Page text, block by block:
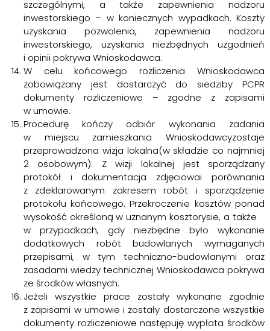
szczególnymi, a także zapewnienia nadzoru
inwestorskiego – w koniecznych wypadkach. Koszty
uzyskania pozwolenia, zapewnienia nadzoru
inwestorskiego, uzyskania niezbędnych uzgodnień
i opinii pokrywa Wnioskodawca.
W celu końcowego rozliczenia Wnioskodawca
zobowiązany jest dostarczyć do siedziby PCPR
dokumenty rozliczeniowe – zgodne z zapisami
w umowie.
Procedurę kończy odbiór wykonania zadania
w miejscu zamieszkania Wnioskodawcyzostaje
przeprowadzona wizja lokalna(w składzie co najmniej
2 osobowym). Z wizji lokalnej jest sporządzany
protokół i dokumentacja zdjęciowai porównania
z zdeklarowanym zakresem robót i sporządzenie
protokołu końcowego. Przekroczenie kosztów ponad
wysokość określoną w uznanym kosztorysie, a także
w przypadkach, gdy niezbędne było wykonanie
dodatkowych robót budowlanych wymaganych
przepisami, w tym techniczno-budowlanymi oraz
zasadami wiedzy technicznej Wnioskodawca pokrywa
ze środków własnych.
Jeżeli wszystkie prace zostały wykonane zgodnie
z zapisami w umowie i zostały dostarczone wszystkie
dokumenty rozliczeniowe następuję wypłata środków